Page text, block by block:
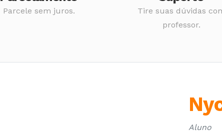
Parcele sem juros.
Tire suas dúvidas
professor.
Aluno
Aluno
Previous